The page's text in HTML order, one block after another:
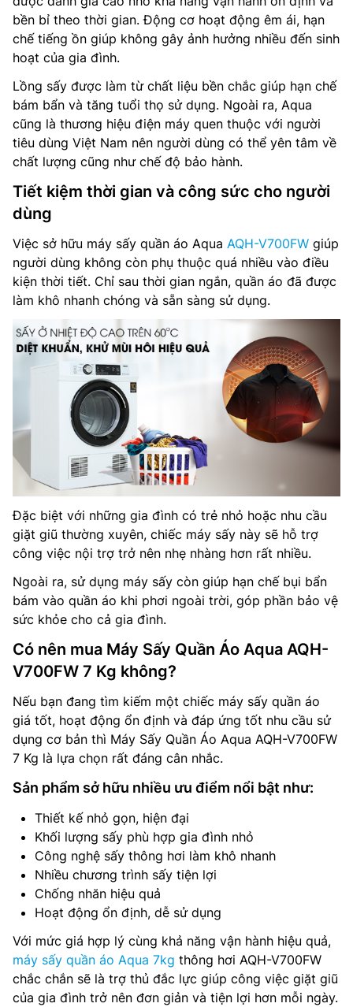
bền bỉ theo thời gian. Động cơ hoạt động êm ái, hạn
chế tiếng ồn giúp không gây ảnh hưởng nhiều đến sinh
hoạt của gia đình.
Lồng sấy được làm từ chất liệu bền chắc giúp hạn chế
bám bẩn và tăng tuổi thọ sử dụng. Ngoài ra, Aqua
cũng là thương hiệu điện máy quen thuộc với người
tiêu dùng Việt Nam nên người dùng có thể yên tâm về
chất lượng cũng như chế độ bảo hành.
Tiết kiệm thời gian và công sức cho người
dùng
Việc sở hữu máy sấy quần áo Aqua AQH-V700FW giúp
người dùng không còn phụ thuộc quá nhiều vào điều
kiện thời tiết. Chỉ sau thời gian ngắn, quần áo đã được
làm khô nhanh chóng và sẵn sàng sử dụng.
Đặc biệt với những gia đình có trẻ nhỏ hoặc nhu cầu
giặt giũ thường xuyên, chiếc máy sấy này sẽ hỗ trợ
công việc nội trợ trở nên nhẹ nhàng hơn rất nhiều.
Ngoài ra, sử dụng máy sấy còn giúp hạn chế bụi bẩn
bám vào quần áo khi phơi ngoài trời, góp phần bảo vệ
sức khỏe cho cả gia đình.
Có nên mua Máy Sấy Quần Áo Aqua AQH-
V700FW 7 Kg không?
Nếu bạn đang tìm kiếm một chiếc máy sấy quần áo
giá tốt, hoạt động ổn định và đáp ứng tốt nhu cầu sử
dụng cơ bản thì Máy Sấy Quần Áo Aqua AQH-V700FW
7 Kg là lựa chọn rất đáng cân nhắc.
Sản phẩm sở hữu nhiều ưu điểm nổi bật như:
Thiết kế nhỏ gọn, hiện đại
Khối lượng sấy phù hợp gia đình nhỏ
Công nghệ sấy thông hơi làm khô nhanh
Nhiều chương trình sấy tiện lợi
Chống nhăn hiệu quả
Hoạt động ổn định, dễ sử dụng
Với mức giá hợp lý cùng khả năng vận hành hiệu quả,
máy sấy quần áo Aqua 7kg thông hơi AQH-V700FW
chắc chắn sẽ là trợ thủ đắc lực giúp công việc giặt giũ
của gia đình trở nên đơn giản và tiện lợi hơn mỗi ngày.